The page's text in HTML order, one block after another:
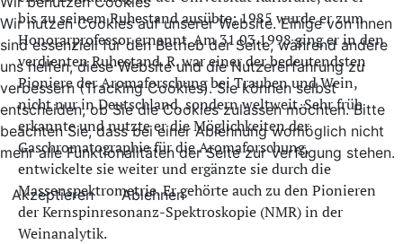
bis zu seinem Ruhestand ausübte; 1985 wurde er zum
Honorarprofessor ernannt. Am 31.03.1998 ging er in den
verdienten Ruhestand. R. war einer der bedeutendsten
Pioniere der Aromaforschung bei Trauben und Wein,
nicht nur in Deutschland, sondern weltweit. Sehr früh
erkannte und nutzte er die Möglichkeiten der
Gaschromatographie für die Aromaforschung,
entwickelte sie weiter und ergänzte sie durch die
Massenspektrometrie. Er gehörte auch zu den Pionieren
der Kernspinresonanz-Spektroskopie (NMR) in der
Weinanalytik.
Wir nutzen Cookies auf unserer Website. Einige von ihnen
sind essenziell für den Betrieb der Seite, während andere
uns helfen, diese Website und die Nutzererfahrung zu
verbessern (Tracking Cookies). Sie können selbst
entscheiden, ob Sie die Cookies zulassen möchten. Bitte
beachten Sie, dass bei einer Ablehnung womöglich nicht
mehr alle Funktionalitäten der Seite zur Verfügung stehen.
Akzeptieren Ablehnen